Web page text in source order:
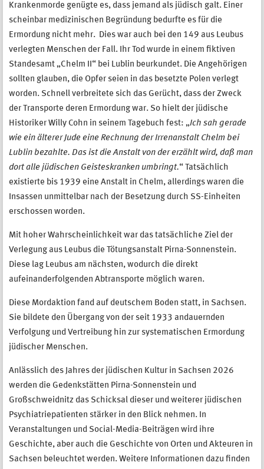
Krankenmorde genügte es, dass jemand als jüdisch galt. Einer
scheinbar medizinischen Begründung bedurfte es für die
Ermordung nicht mehr. Dies war auch bei den 149 aus Leubus
verlegten Menschen der Fall. Ihr Tod wurde in einem fiktiven
Standesamt „Chelm II“ bei Lublin beurkundet. Die Angehörigen
sollten glauben, die Opfer seien in das besetzte Polen verlegt
worden. Schnell verbreitete sich das Gerücht, dass der Zweck
der Transporte deren Ermordung war. So hielt der jüdische
Historiker Willy Cohn in seinem Tagebuch fest: „Ich sah gerade
wie ein älterer Jude eine Rechnung der Irrenanstalt Chelm bei
Lublin bezahlte. Das ist die Anstalt von der erzählt wird, daß man
dort alle jüdischen Geisteskranken umbringt.“ Tatsächlich
existierte bis 1939 eine Anstalt in Chelm, allerdings waren die
Insassen unmittelbar nach der Besetzung durch SS-Einheiten
erschossen worden.
Mit hoher Wahrscheinlichkeit war das tatsächliche Ziel der
Verlegung aus Leubus die Tötungsanstalt Pirna-Sonnenstein.
Diese lag Leubus am nächsten, wodurch die direkt
aufeinanderfolgenden Abtransporte möglich waren.
Diese Mordaktion fand auf deutschem Boden statt, in Sachsen.
Sie bildete den Übergang von der seit 1933 andauernden
Verfolgung und Vertreibung hin zur systematischen Ermordung
jüdischer Menschen.
Anlässlich des Jahres der jüdischen Kultur in Sachsen 2026
werden die Gedenkstätten Pirna-Sonnenstein und
Großschweidnitz das Schicksal dieser und weiterer jüdischen
Psychiatriepatienten stärker in den Blick nehmen. In
Veranstaltungen und Social-Media-Beiträgen wird ihre
Geschichte, aber auch die Geschichte von Orten und Akteuren in
Sachsen beleuchtet werden. Weitere Informationen dazu finden